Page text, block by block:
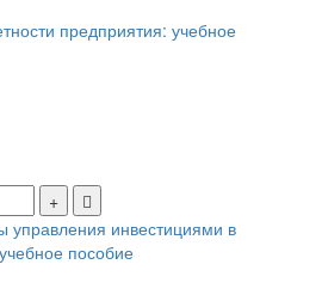
предприятия: учебное